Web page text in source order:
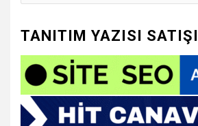
TANITIM YAZISI SATIŞI